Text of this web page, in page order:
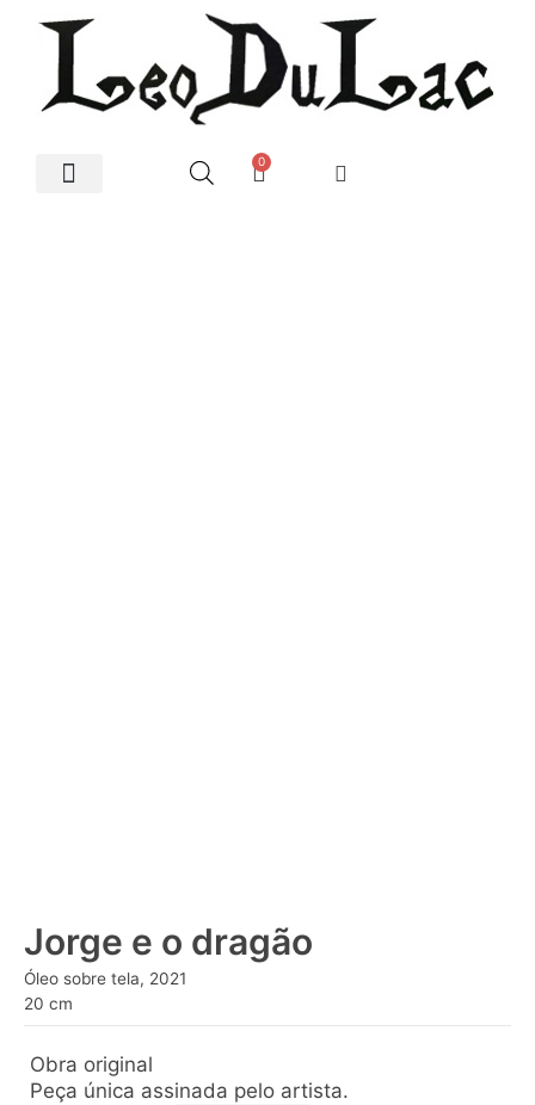
0
Jorge e o dragão
Óleo sobre tela, 2021
20 cm
Obra original
Peça única assinada pelo artista.